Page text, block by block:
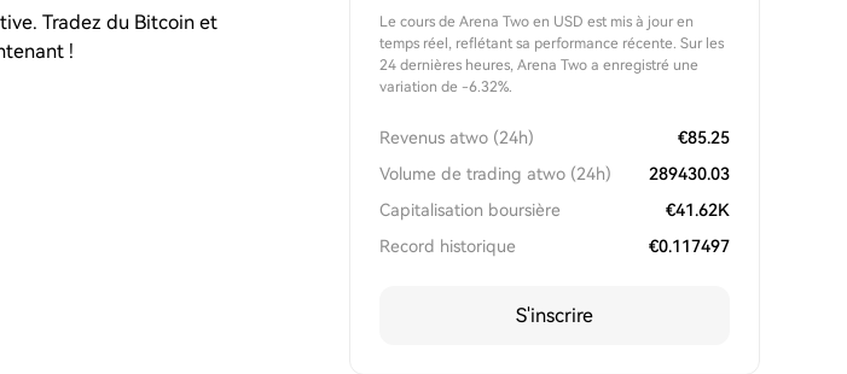
Tradez du Bitcoin et
!
Le cours de Arena Two en USD est mis à jour en
temps réel, reflétant sa performance récente. Sur les
24 dernières heures, Arena Two a enregistré une
variation de -6.32%.
Revenus atwo (24h) €85.25
Volume de trading atwo (24h)
289430.03
Capitalisation boursière
€41.62K
Record historique
€0.117497
S'inscrire